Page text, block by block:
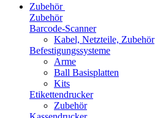
Zubehör
Zubehör
Barcode-Scanner
Kabel, Netzteile, Zubehör
Befestigungssysteme
Arme
Ball Basisplatten
Kits
Etikettendrucker
Zubehör